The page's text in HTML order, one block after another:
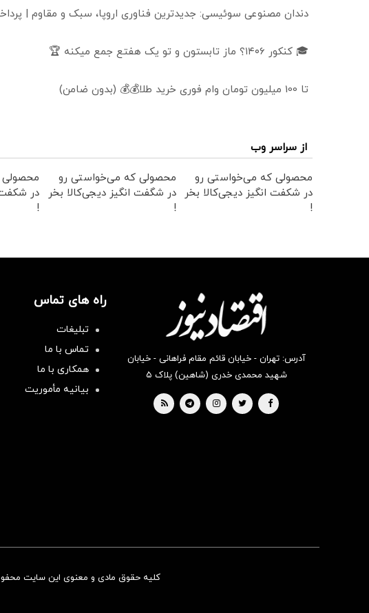
دندان مصنوعی سوئیسی: جدیدترین فناوری اروپا، سبک و مقاوم |
🎓 کنکور ۱۴۰6؟ ماز تابستون و تو یک هفتع جمع میکنه 🏆
تا 100 میلیون تومان وام فوری خرید طلا💰💰 (بدون ضامن)
از سراسر وب
محصولی که می‌خواستی رو
در شکفت انگیز دیجی‌کالا بخر
!
محصولی که می‌خواستی رو
در شگفت انگیز دیجی‌کالا بخر
!
در شکفت
!
آدرس: تهران - خیابان قائم مقام فراهانی - خیابان
شهید محمدی خدری (شاهین) پلاک ۵
راه های تماس
تبلیغات
تماس با ما
همکاری با ما
بیانیه مأموریت
کلیه حقوق مادی و معنوی این سایت محفوظ